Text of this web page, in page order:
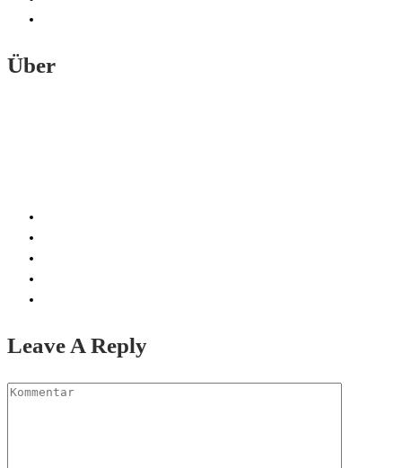
Über
Leave A Reply